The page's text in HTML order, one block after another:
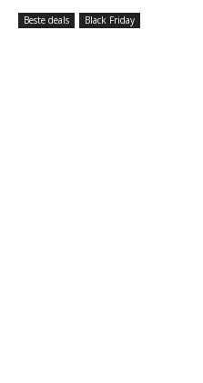
Beste deals Black Friday